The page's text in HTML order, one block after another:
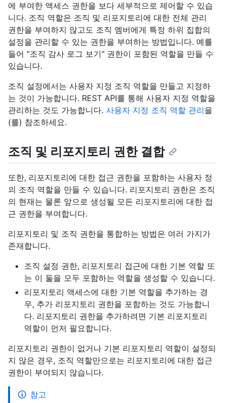
에 부여한 액세스 권한을 보다 세부적으로 제어할 수 있습
니다. 조직 역할은 조직 및 리포지토리에 대한 전체 관리
권한을 부여하지 않고도 조직 멤버에게 특정 하위 집합의
설정을 관리할 수 있는 권한을 부여하는 방법입니다. 예를
들어 "조직 감사 로그 보기" 권한이 포함된 역할을 만들 수
있습니다.
조직 설정에서는 사용자 지정 조직 역할을 만들고 지정하
는 것이 가능합니다. REST API를 통해 사용자 지정 역할을
관리하는 것도 가능합니다. 사용자 지정 조직 역할 관리을
(를) 참조하세요.
조직 및 리포지토리 권한 결합
또한, 리포지토리에 대한 접근 권한을 포함하는 사용자 정
의 조직 역할을 만들 수 있습니다. 리포지토리 권한은 조직
의 현재는 물론 앞으로 생성될 모든 리포지토리에 대한 접
근 권한을 부여합니다.
리포지토리 및 조직 권한을 통합하는 방법은 여러 가지가
존재합니다.
조직 설정 권한, 리포지토리 접근에 대한 기본 역할 또
는 이 둘을 모두 포함하는 역할을 생성할 수 있습니다.
리포지토리 액세스에 대한 기본 역할을 추가하는 경
우, 추가 리포지토리 권한을 포함하는 것도 가능합니
다. 리포지토리 권한을 추가하려면 기본 리포지토리
역할이 먼저 필요합니다.
리포지토리 권한이 없거나 기본 리포지토리 역할이 설정되
지 않은 경우, 조직 역할만으로는 리포지토리에 대한 접근
권한이 부여되지 않습니다.
참고